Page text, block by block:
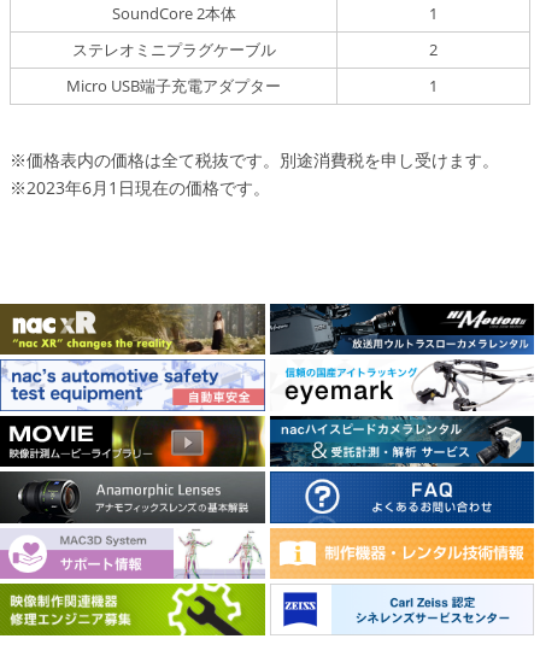
SoundCore 2本体
1
ステレオミニプラグケーブル
2
Micro USB端子充電アダプター
1
※価格表内の価格は全て税抜です。別途消費税を申し受けます。
※2023年6月1日現在の価格です。